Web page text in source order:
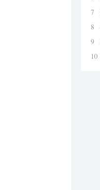
7
8
9
10